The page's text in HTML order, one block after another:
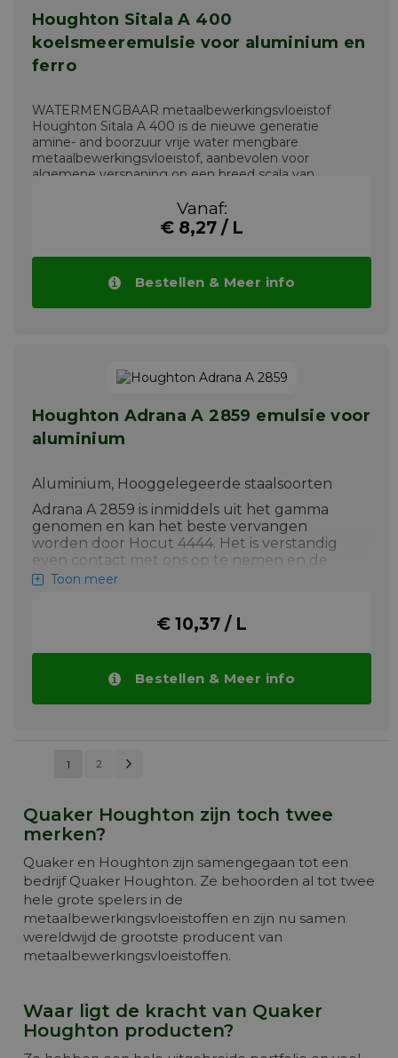
Houghton Sitala A 400
koelsmeeremulsie voor aluminium en
ferro
WATERMENGBAAR metaalbewerkingsvloeistof
Houghton Sitala A 400 is de nieuwe generatie
amine- and boorzuur vrije water mengbare
metaalbewerkingsvloeistof, aanbevolen voor
algemene verspaning op een breed scala van
Vanaf:
€ 8,27 / L
Bestellen & Meer info
Houghton Adrana A 2859 emulsie voor
aluminium
Aluminium, Hooggelegeerde staalsoorten
Adrana A 2859 is inmiddels uit het gamma
genomen en kan het beste vervangen
worden door Hocut 4444. Het is verstandig
even contact met ons op te nemen en de
toepassing te bespreken.
4444 uitleveren mocht u deze hierboven
Hocut 4444
Meer info
Toon meer
€ 10,37 / L
Bestellen & Meer info
U lees momenteel
1 2
Quaker Houghton zijn toch twee
merken?
Quaker en Houghton zijn samengegaan tot een
bedrijf Quaker Houghton. Ze behoorden al tot twee
hele grote spelers in de
metaalbewerkingsvloeistoffen en zijn nu samen
wereldwijd de grootste producent van
metaalbewerkingsvloeistoffen.
Waar ligt de kracht van Quaker
Houghton producten?